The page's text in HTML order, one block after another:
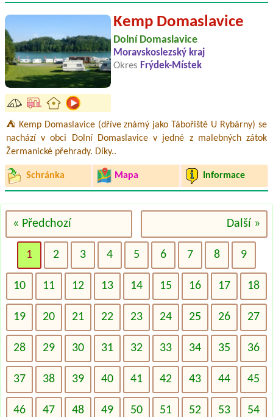
Kemp Domaslavice
Dolní Domaslavice
Moravskoslezský kraj
Okres Frýdek-Místek
⛺ Kemp Domaslavice (dříve známý jako Tábořiště U Rybárny) se
nachází v obci Dolní Domaslavice v jedné z malebných zátok
Žermanické přehrady. Díky..
Schránka Mapa Informace
« Předchozí Další »
1 2 3 4 5 6 7 8 9
10 11 12 13 14 15 16 17 18
19 20 21 22 23 24 25 26 27
28 29 30 31 32 33 34 35 36
37 38 39 40 41 42 43 44 45
46 47 48 49 50 51 52 53 54